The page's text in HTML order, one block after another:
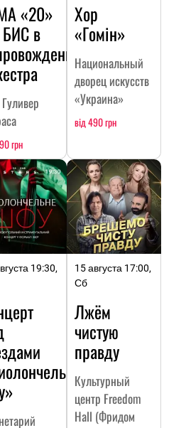
«20»
в
грн
Хор
«Гомін»
Национальный
дворец искусств
«Украина»
від 490 грн
19:30,
15 августа 17:00,
Сб
Лжём
чистую
правду
Культурный
центр Freedom
Hall (Фридом